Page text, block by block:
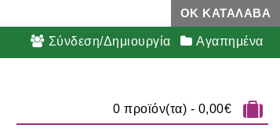
ΟΚ ΚΑΤΆΛΑΒΑ
Σύνδεση/Δημιουργία Αγαπημένα
0 προϊόν(τα) - 0,00€